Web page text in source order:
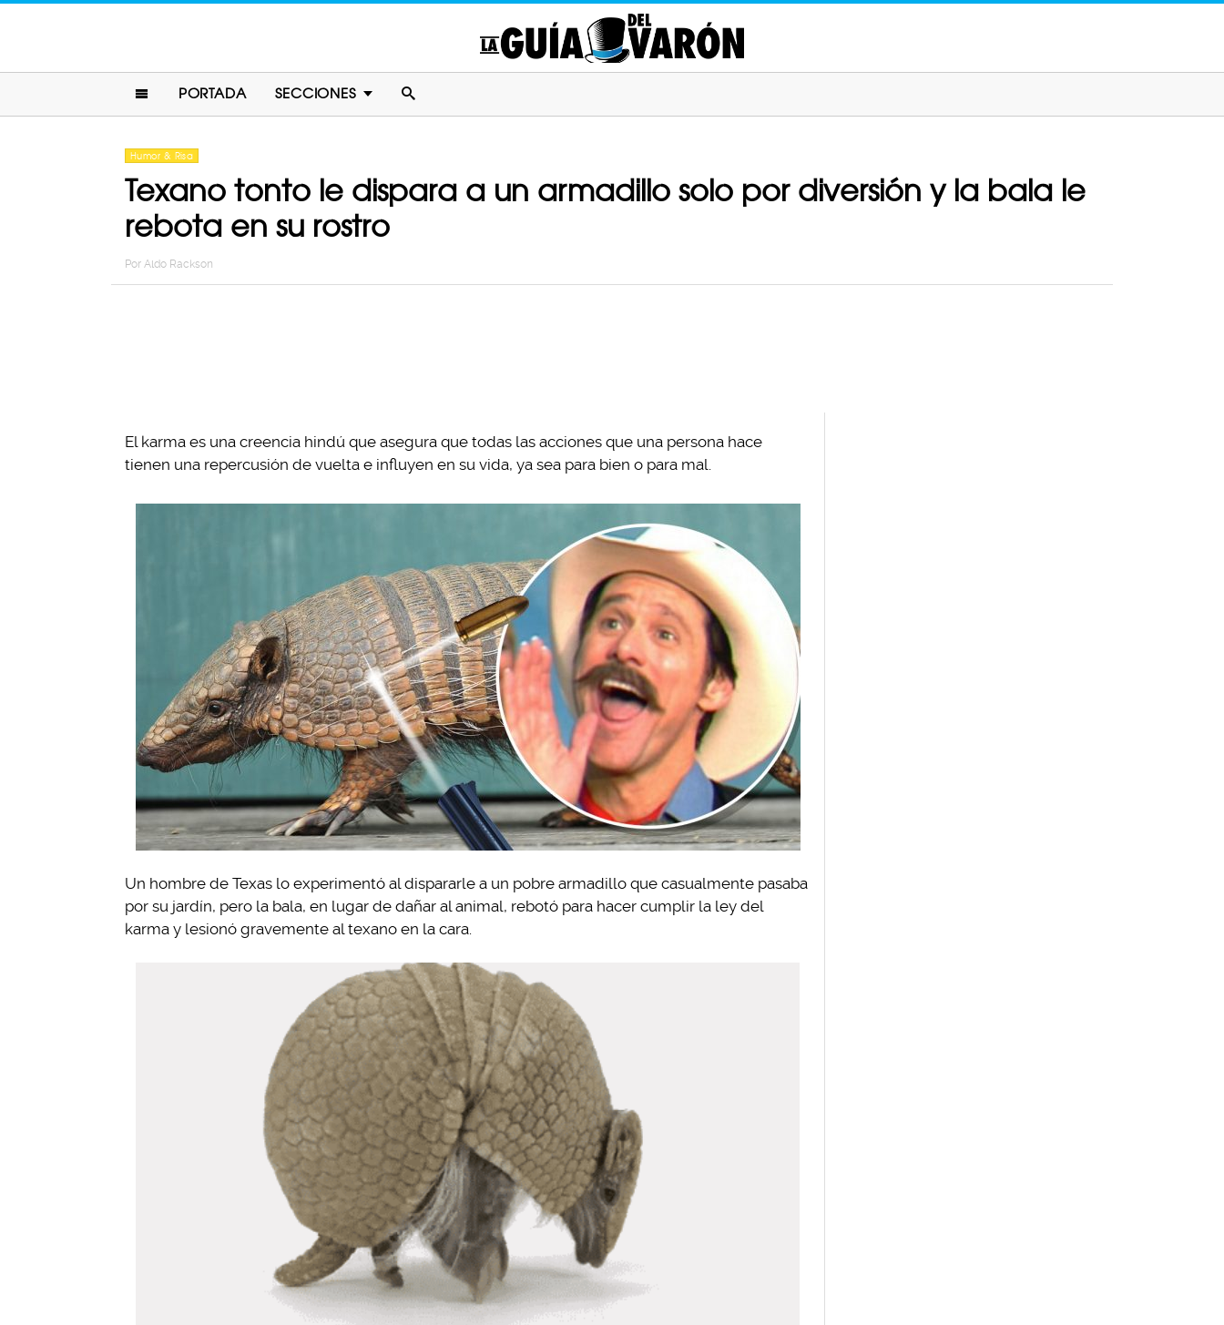
PORTADA SECCIONES
Humor & Risa
Texano tonto le dispara a un armadillo solo por diversión y la bala le
rebota en su rostro
Por Aldo Rackson
El karma es una creencia hindú que asegura que todas las acciones que una persona hace
tienen una repercusión de vuelta e influyen en su vida, ya sea para bien o para mal.
Un hombre de Texas lo experimentó al dispararle a un pobre armadillo que casualmente pasaba
por su jardín, pero la bala, en lugar de dañar al animal, rebotó para hacer cumplir la ley del
karma y lesionó gravemente al texano en la cara.